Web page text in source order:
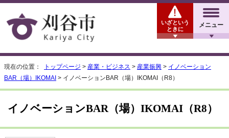
メニュー
いざという
ときに
現在の位置： トップページ > 産業・ビジネス > 産業振興 > イノベーション
BAR（場）IKOMAI > イノベーションBAR（場）IKOMAI（R8）
イノベーションBAR（場）IKOMAI（R8）